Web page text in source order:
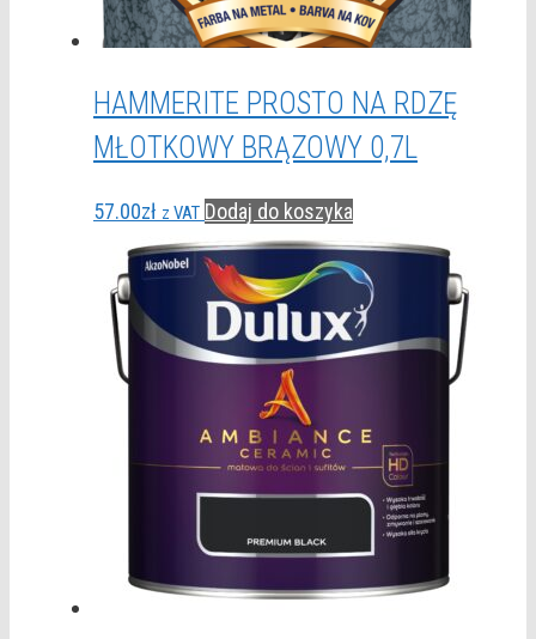
HAMMERITE PROSTO NA RDZĘ
MŁOTKOWY BRĄZOWY 0,7L
57.00zł z VAT Dodaj do koszyka